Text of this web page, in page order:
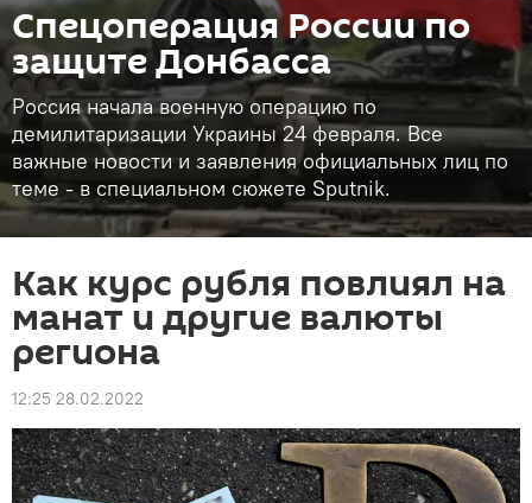
Спецоперация России по
защите Донбасса
Россия начала военную операцию по
демилитаризации Украины 24 февраля. Все
важные новости и заявления официальных лиц по
теме - в специальном сюжете Sputnik.
Как курс рубля повлиял на
манат и другие валюты
региона
12:25 28.02.2022